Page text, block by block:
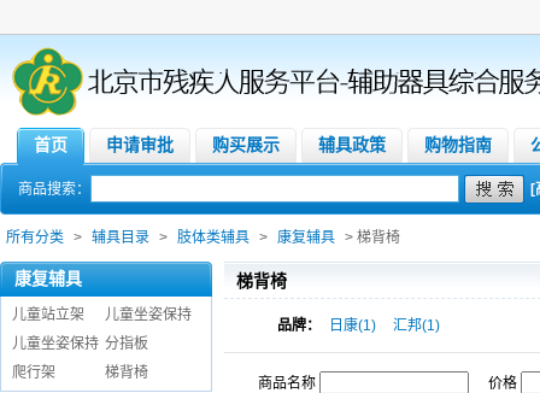
首页 申请审批 购买展示 辅具政策 购物指南
商品搜索： [
所有分类 > 辅具目录 > 肢体类辅具 > 康复辅具 > 梯背椅
康复辅具
儿童站立架
儿童坐姿保持
儿童坐姿保持 分指板
爬行架
梯背椅
梯背椅
品牌： 日康(1) 汇邦(1)
商品名称 价格